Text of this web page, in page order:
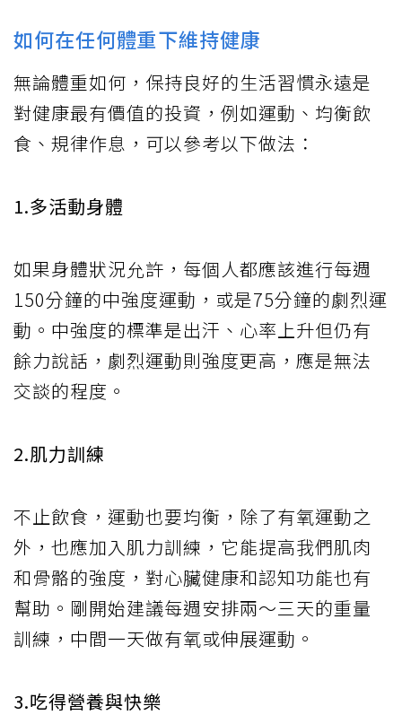
如何在任何體重下維持健康
無論體重如何，保持良好的生活習慣永遠是
對健康最有價值的投資，例如運動、均衡飲
食、規律作息，可以參考以下做法：
1.多活動身體
如果身體狀況允許，每個人都應該進行每週
150分鐘的中強度運動，或是75分鐘的劇烈運
動。中強度的標準是出汗、心率上升但仍有
餘力說話，劇烈運動則強度更高，應是無法
交談的程度。
2.肌力訓練
不止飲食，運動也要均衡，除了有氧運動之
外，也應加入肌力訓練，它能提高我們肌肉
和骨骼的強度，對心臟健康和認知功能也有
幫助。剛開始建議每週安排兩～三天的重量
訓練，中間一天做有氧或伸展運動。
3.吃得營養與快樂